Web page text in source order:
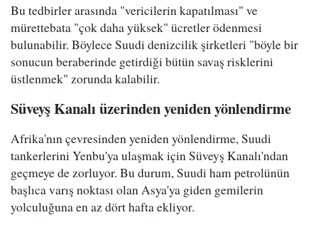
Bu tedbirler arasında "vericilerin kapatılması" ve
mürettebata "çok daha yüksek" ücretler ödenmesi
bulunabilir. Böylece Suudi denizcilik şirketleri "böyle bir
sonucun beraberinde getirdiği bütün savaş risklerini
üstlenmek" zorunda kalabilir.
Süveyş Kanalı üzerinden yeniden yönlendirme
Afrika'nın çevresinden yeniden yönlendirme, Suudi
tankerlerini Yenbu'ya ulaşmak için Süveyş Kanalı'ndan
geçmeye de zorluyor. Bu durum, Suudi ham petrolünün
başlıca varış noktası olan Asya'ya giden gemilerin
yolculuğuna en az dört hafta ekliyor.